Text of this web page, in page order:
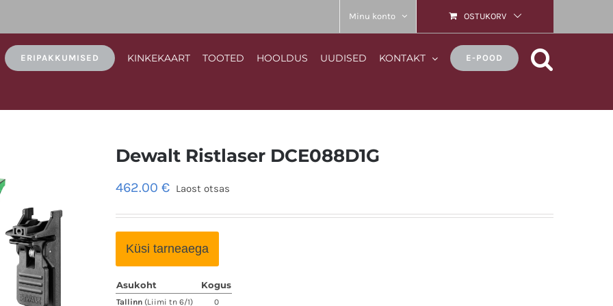
Minu konto OSTUKORV
ERIPAKKUMISED KINKEKAART TOOTED HOOLDUS UUDISED KONTAKT E-POOD
Dewalt Ristlaser DCE088D1G
462.00 € Laost otsas
Küsi tarneaega
Asukoht Kogus
Tallinn (Liimi tn 6/1)
0